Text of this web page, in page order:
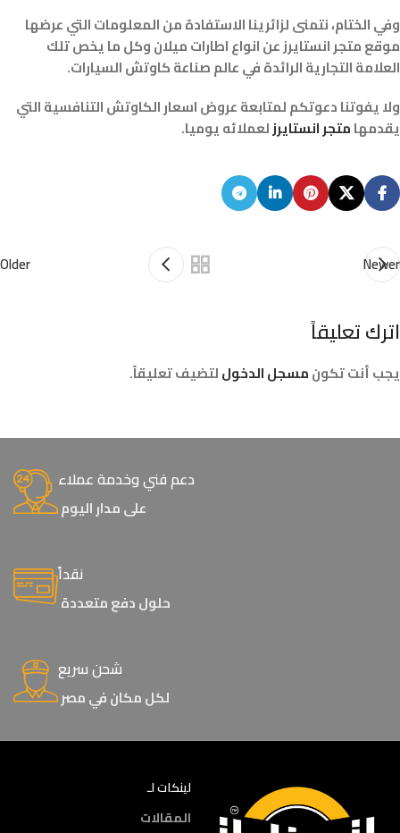
وفي الختام، نتمنى لزائرينا الاستفادة من المعلومات التي عرضها
موقع متجر انستايرز عن انواع اطارات ميلان وكل ما يخص تلك
العلامة التجارية الرائدة في عالم صناعة كاوتش السيارات.
ولا يفوتنا دعوتكم لمتابعة عروض اسعار الكاوتش التنافسية التي
يقدمهامتجر انستايرزلعملائه يوميا.
Newer
Older
اترك تعليقاً
يجب أنت تكونمسجل الدخوللتضيف تعليقاً.
دعم فني وخدمة عملاء
على مدار اليوم
نقداً
حلول دفع متعددة
شحن سريع
لكل مكان في مصر
لينكات لـ
المقالات